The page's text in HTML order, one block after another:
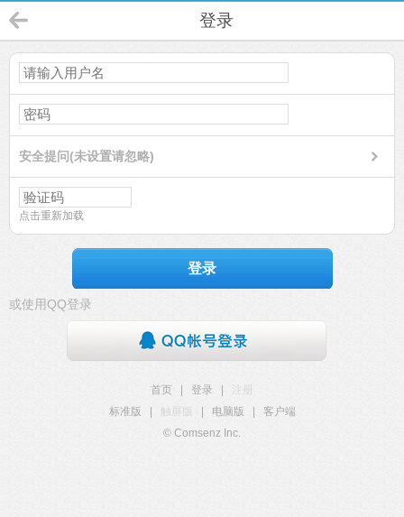
登录
安全提问(未设置请忽略)
点击重新加载
登录
或使用QQ登录
首页 登录
注册
标准版
触屏版 电脑版
客户端
© Comsenz Inc.